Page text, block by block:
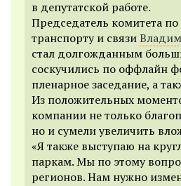
в депутатской работе.
Председатель комитета
транспорту и связи
стал долгожданным
соскучились по оффлайн
пленарное заседание, а
Из положительных
компании не только
но и сумели увеличить
«Я также выступаю на
паркам. Мы по этому
регионов. Нам нужно